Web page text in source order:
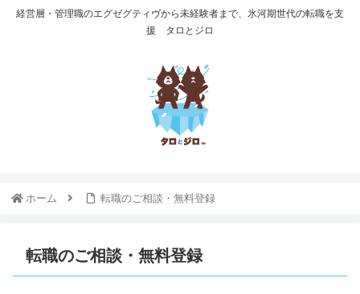
経営層・管理職のエグゼグティヴから未経験者まで、氷河期世代の転職を支
援 タロとジロ
ホーム 転職のご相談・無料登録
転職のご相談・無料登録